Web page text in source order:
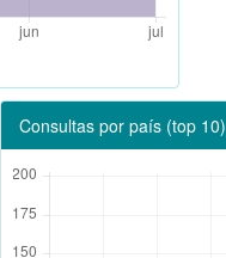
Consultas por país (top 10)